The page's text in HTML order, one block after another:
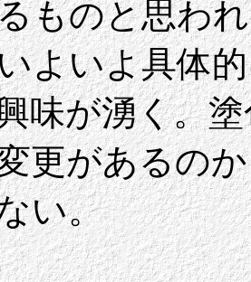
ものと思わ
よいよ具体
味が湧く。
更があるの
い。